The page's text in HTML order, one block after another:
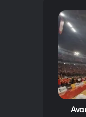
για
τα
εισιτήρια
διαρκείας
της
σεζόν
2022-
23